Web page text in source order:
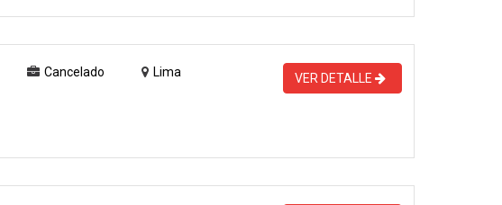
Cancelado Lima VER DETALLE